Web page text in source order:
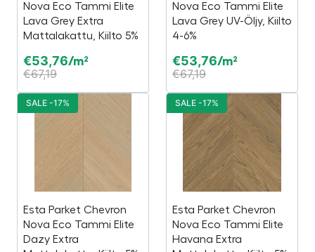
Nova Eco Tammi Elite
Lava Grey Extra
Mattalakattu, Kiilto 5%
€53,76/m²
€67,19
Nova Eco Tammi Elite
Lava Grey UV-Öljy, Kiilto
4-6%
€53,76/m²
€67,19
Esta Parket Chevron
Nova Eco Tammi Elite
Dazy Extra
SALE -17%
Esta Parket Chevron
Nova Eco Tammi Elite
Havana Extra
SALE -17%